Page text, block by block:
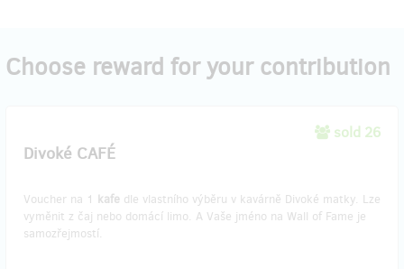
Choose reward for your contribution
sold 26
Divoké CAFÉ
Voucher na 1 kafe dle vlastního výběru v kavárně Divoké matky. Lze
vyměnit z čaj nebo domácí limo. A Vaše jméno na Wall of Fame je
samozřejmostí.